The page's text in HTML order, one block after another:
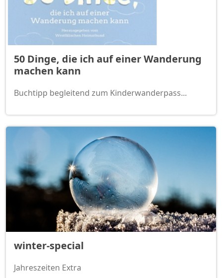
50 Dinge, die ich auf einer Wanderung
machen kann
Buchtipp begleitend zum Kinderwanderpass...
winter-special
Jahreszeiten Extra